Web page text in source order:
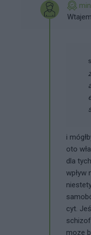
i
oto
dla
wpływ
cyt.
moze